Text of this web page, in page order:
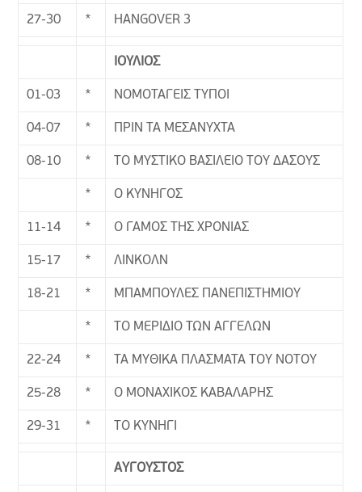
27-30 * HANGOVER 3
ΙΟΥΛΙΟΣ
01-03 * ΝΟΜΟΤΑΓΕΙΣ ΤΥΠΟΙ
04-07 * ΠΡΙΝ ΤΑ ΜΕΣΑΝΥΧΤΑ
08-10 * ΤΟ ΜΥΣΤΙΚΟ ΒΑΣΙΛΕΙΟ ΤΟΥ ΔΑΣΟΥΣ
* Ο ΚΥΝΗΓΟΣ
11-14 * Ο ΓΑΜΟΣ ΤΗΣ ΧΡΟΝΙΑΣ
15-17 * ΛΙΝΚΟΛΝ
18-21 * ΜΠΑΜΠΟΥΛΕΣ ΠΑΝΕΠΙΣΤΗΜΙΟΥ
* ΤΟ ΜΕΡΙΔΙΟ ΤΩΝ ΑΓΓΕΛΩΝ
22-24 * ΤΑ ΜΥΘΙΚΑ ΠΛΑΣΜΑΤΑ ΤΟΥ ΝΟΤΟΥ
25-28 * Ο ΜΟΝΑΧΙΚΟΣ ΚΑΒΑΛΑΡΗΣ
29-31 * ΤΟ ΚΥΝΗΓΙ
ΑΥΓΟΥΣΤΟΣ